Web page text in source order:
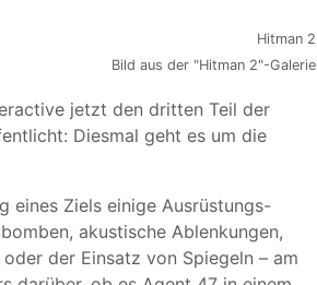
Bild aus der "Hitman 2"-Galerie
jetzt den dritten Teil der
Diesmal geht es um die
eines Ziels einige Ausrüstungs-
akustische Ablenkungen,
der Einsatz von Spiegeln – am